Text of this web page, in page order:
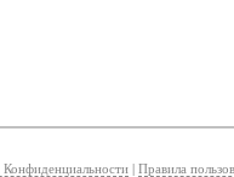
Конфиденциальности Правила